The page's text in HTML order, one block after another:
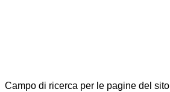
Campo di ricerca per le pagine del sito